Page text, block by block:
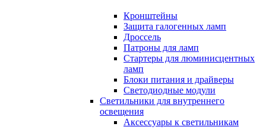
Кронштейны
Защита галогенных ламп
Дроссель
Патроны для ламп
Стартеры для люминисцентных
ламп
Блоки питания и драйверы
Светодиодные модули
Светильники для внутреннего
освещения
Аксессуары к светильникам